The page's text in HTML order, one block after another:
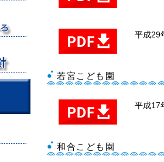
平成29
若宮こども園
平成17
和合こども園